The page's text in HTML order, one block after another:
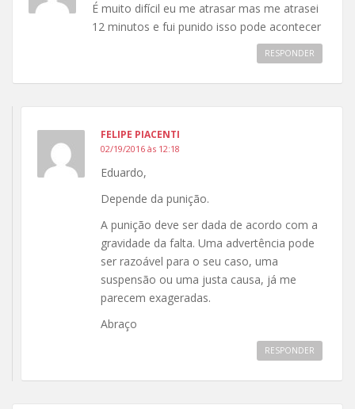
É muito difícil eu me atrasar mas me atrasei
12 minutos e fui punido isso pode acontecer
RESPONDER
FELIPE PIACENTI
02/19/2016 às 12:18
Eduardo,
Depende da punição.
A punição deve ser dada de acordo com a
gravidade da falta. Uma advertência pode
ser razoável para o seu caso, uma
suspensão ou uma justa causa, já me
parecem exageradas.
Abraço
RESPONDER